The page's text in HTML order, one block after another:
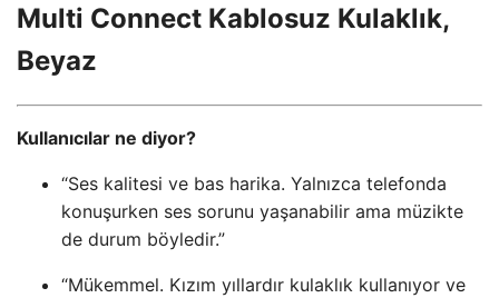
Multi Connect Kablosuz Kulaklık,
Beyaz
Kullanıcılar ne diyor?
“Ses kalitesi ve bas harika. Yalnızca telefonda
konuşurken ses sorunu yaşanabilir ama müzikte
de durum böyledir.”
“Mükemmel. Kızım yıllardır kulaklık kullanıyor ve